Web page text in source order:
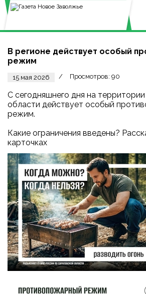
В регионе действует особый
режим
15 мая 2026 Просмотров: 90
С сегодняшнего дня на
области действует особый
режим.
Какие ограничения введены?
карточках